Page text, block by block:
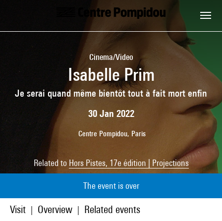
Cinema/Video
Isabelle Prim
Je serai quand même bientôt tout à fait mort enfin
30 Jan 2022
Centre Pompidou, Paris
Related to Hors Pistes, 17e édition | Projections
The event is over
Visit Overview Related events